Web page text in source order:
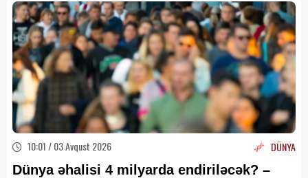
10:01 / 03 Avqust 2026 DÜNYA
Dünya əhalisi 4 milyarda endiriləcək? –